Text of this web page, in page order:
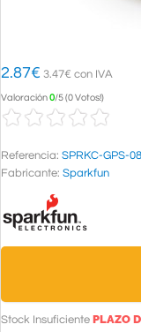
2.87€ 3.47€ con IVA
Valoración0/5(0 Votos!)
Referencia: SPRKC-GPS-
Fabricante: Sparkfun
Stock Insuficiente PLAZO